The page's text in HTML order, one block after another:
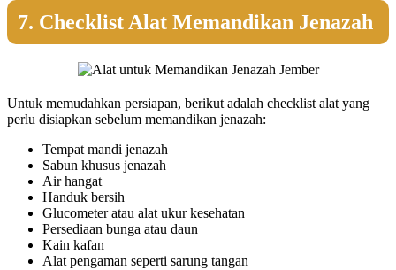
7. Checklist Alat Memandikan Jenazah
Untuk memudahkan persiapan, berikut adalah checklist alat yang
perlu disiapkan sebelum memandikan jenazah:
Tempat mandi jenazah
Sabun khusus jenazah
Air hangat
Handuk bersih
Glucometer atau alat ukur kesehatan
Persediaan bunga atau daun
Kain kafan
Alat pengaman seperti sarung tangan